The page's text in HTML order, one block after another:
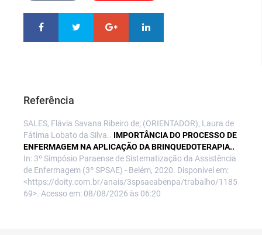
Referência
SALES, Flávia Savana Ribeiro de; (ORIENTADOR), Laura de
Fátima Lobato da Silva.. IMPORTÂNCIA DO PROCESSO DE
ENFERMAGEM NA APLICAÇÃO DA BRINQUEDOTERAPIA..
In: 3º Simpósio Paraense de Sistematização da Assistência
de Enfermagem (3º SPSAE) - Belém, 2020. Disponível em:
<https://doity.com.br/anais/3spsaeabenpa/trabalho/1185
69>. Acesso em: 08/08/2026 às 06:20